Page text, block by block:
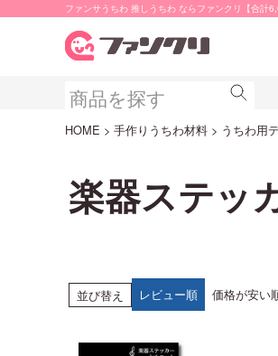
ファンサうちわ 推しうちわ ならファンクリ【合計
HOME 手作りうちわ材料 うちわ用
楽器ステッ
並び替え レビュー順 価格が安い